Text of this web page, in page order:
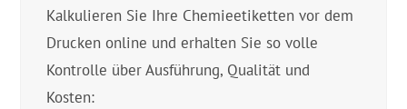
Kalkulieren Sie Ihre Chemieetiketten vor dem
Drucken online und erhalten Sie so volle
Kontrolle über Ausführung, Qualität und
Kosten: